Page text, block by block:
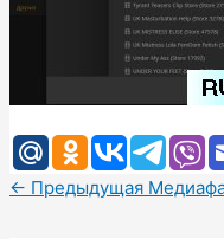
← Предыдущая